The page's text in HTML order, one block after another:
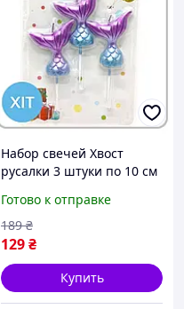
Набор свечей Хвост
русалки 3 штуки по 10 см
перламутровые для дня
рождения
Готово к отправке
129₴
189 ₴
Купить